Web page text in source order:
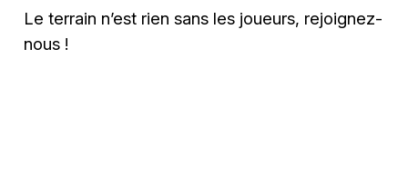
Le terrain n’est rien sans les joueurs, rejoignez-
nous !